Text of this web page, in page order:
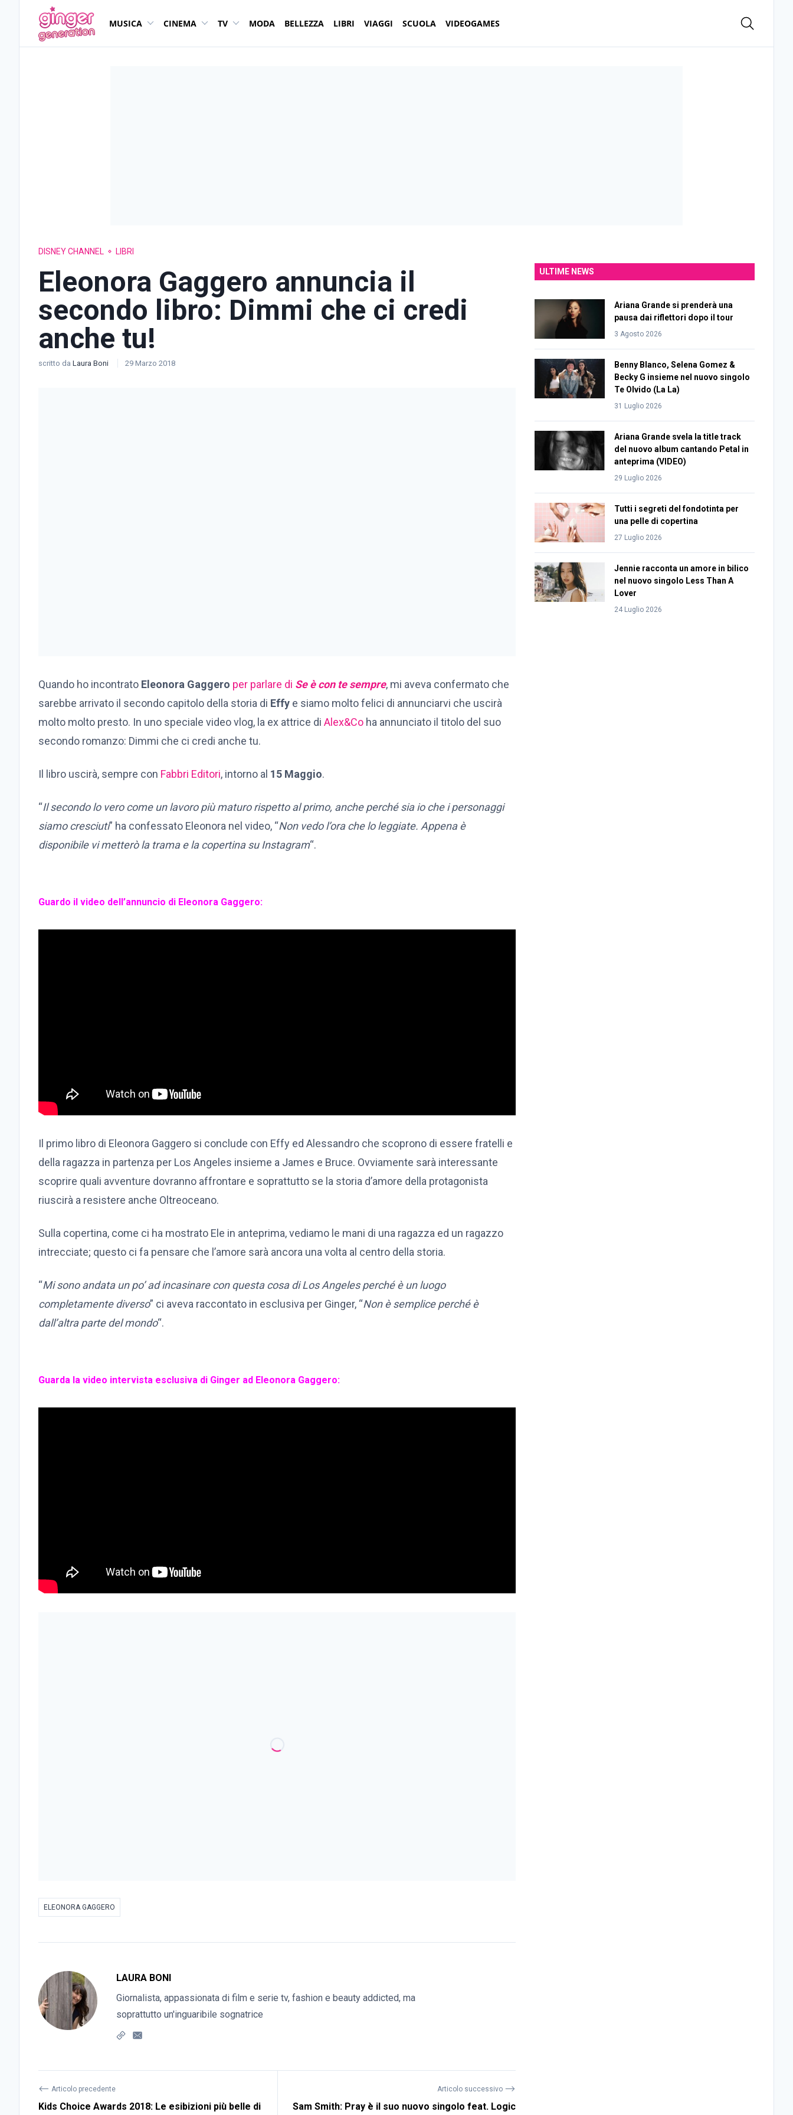
MUSICA CINEMA TV MODA BELLEZZA LIBRI VIAGGI SCUOLA VIDEOGAMES
DISNEY CHANNEL LIBRI
Eleonora Gaggero annuncia il
secondo libro: Dimmi che ci credi
anche tu!
scritto da Laura Boni 29 Marzo 2018
Quando ho incontrato Eleonora Gaggero per parlare di Se è con te sempre, mi aveva confermato che
sarebbe arrivato il secondo capitolo della storia di Effy e siamo molto felici di annunciarvi che uscirà
molto molto presto. In uno speciale video vlog, la ex attrice di Alex&Co ha annunciato il titolo del suo
secondo romanzo: Dimmi che ci credi anche tu.
Il libro uscirà, sempre con Fabbri Editori, intorno al 15 Maggio.
“Il secondo lo vero come un lavoro più maturo rispetto al primo, anche perché sia io che i personaggi
siamo cresciuti” ha confessato Eleonora nel video, “Non vedo l’ora che lo leggiate. Appena è
disponibile vi metterò la trama e la copertina su Instagram“.
Guardo il video dell’annuncio di Eleonora Gaggero:
Il primo libro di Eleonora Gaggero si conclude con Effy ed Alessandro che scoprono di essere fratelli e
della ragazza in partenza per Los Angeles insieme a James e Bruce. Ovviamente sarà interessante
scoprire quali avventure dovranno affrontare e soprattutto se la storia d’amore della protagonista
riuscirà a resistere anche Oltreoceano.
Sulla copertina, come ci ha mostrato Ele in anteprima, vediamo le mani di una ragazza ed un ragazzo
intrecciate; questo ci fa pensare che l’amore sarà ancora una volta al centro della storia.
“Mi sono andata un po’ ad incasinare con questa cosa di Los Angeles perché è un luogo
completamente diverso” ci aveva raccontato in esclusiva per Ginger, “Non è semplice perché è
dall’altra parte del mondo“.
Guarda la video intervista esclusiva di Ginger ad Eleonora Gaggero:
ELEONORA GAGGERO
LAURA BONI
Giornalista, appassionata di film e serie tv, fashion e beauty addicted, ma
soprattutto un'inguaribile sognatrice
⟵ Articolo precedente
Kids Choice Awards 2018: Le esibizioni più belle di
Articolo successivo ⟶
Sam Smith: Pray è il suo nuovo singolo feat. Logic
ULTIME NEWS
Ariana Grande si prenderà una
pausa dai riflettori dopo il tour
3 Agosto 2026
Benny Blanco, Selena Gomez &
Becky G insieme nel nuovo singolo
Te Olvido (La La)
31 Luglio 2026
Ariana Grande svela la title track
del nuovo album cantando Petal in
anteprima (VIDEO)
29 Luglio 2026
Tutti i segreti del fondotinta per
una pelle di copertina
27 Luglio 2026
Jennie racconta un amore in bilico
nel nuovo singolo Less Than A
Lover
24 Luglio 2026